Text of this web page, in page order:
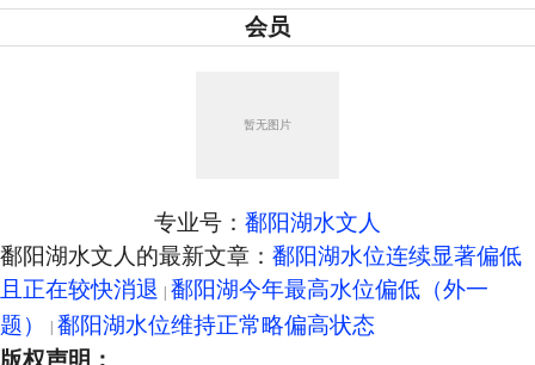
会员
专业号： 鄱阳湖水文人
鄱阳湖水文人的最新文章： 鄱阳湖水位连续显著偏低
且正在较快消退 鄱阳湖今年最高水位偏低（外一
题）
鄱阳湖水位维持正常略偏高状态
版权声明：